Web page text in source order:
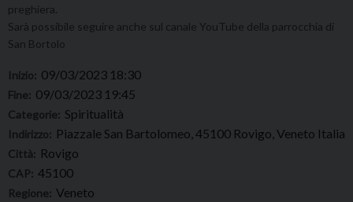
preghiera.
Sarà possibile seguire anche sul canale YouTube della parrocchia di
San Bortolo
Inizio: 09/03/2023 18:30
Fine: 09/03/2023 19:45
Categorie: Spiritualità
Indirizzo: Piazzale San Bartolomeo, 45100 Rovigo, Veneto Italia
Città: Rovigo
CAP: 45100
Regione: Veneto